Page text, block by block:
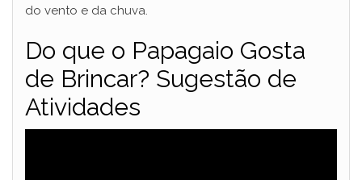
do vento e da chuva.
Do que o Papagaio Gosta
de Brincar? Sugestão de
Atividades